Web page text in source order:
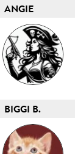
ANGIE
BIGGI B.